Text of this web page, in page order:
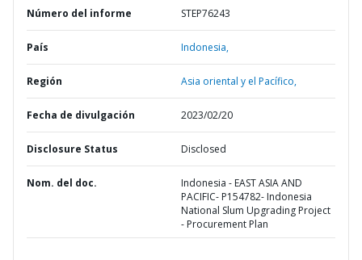
Número del informe STEP76243
País Indonesia,
Región Asia oriental y el Pacífico,
Fecha de divulgación 2023/02/20
Disclosure Status Disclosed
Nom. del doc.
Indonesia - EAST ASIA AND
PACIFIC- P154782- Indonesia
National Slum Upgrading Project
- Procurement Plan